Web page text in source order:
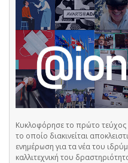
Κυκλοφόρησε το πρώτο τεύχος
το οποίο διακινείται
ενημέρωση για τα νέα του
καλλιτεχνική του